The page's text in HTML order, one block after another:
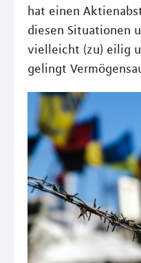
hat einen
diesen Situationen
vielleicht (zu) eilig
gelingt